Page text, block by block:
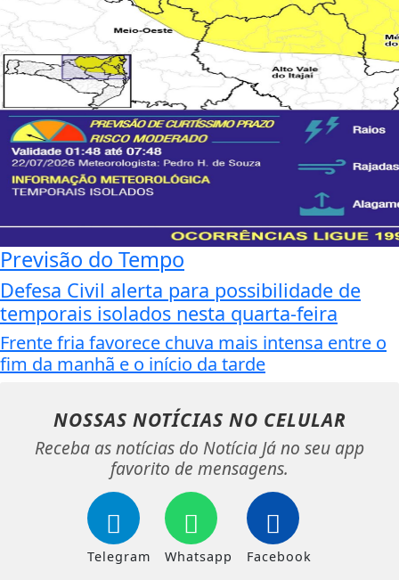
Previsão do Tempo
Defesa Civil alerta para possibilidade de
temporais isolados nesta quarta-feira
Frente fria favorece chuva mais intensa entre o
fim da manhã e o início da tarde
NOSSAS NOTÍCIAS NO CELULAR
Receba as notícias do Notícia Já no seu app
favorito de mensagens.
Telegram Whatsapp Facebook